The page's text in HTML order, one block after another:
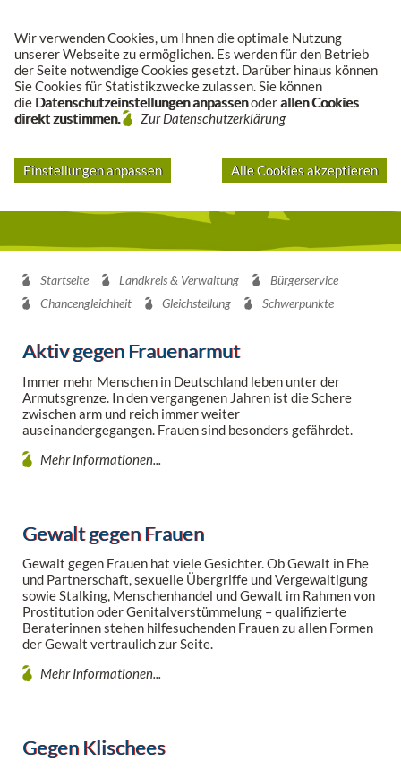
Wir verwenden Cookies, um Ihnen die optimale Nutzung
unserer Webseite zu ermöglichen. Es werden für den Betrieb
der Seite notwendige Cookies gesetzt. Darüber hinaus können
Sie Cookies für Statistikzwecke zulassen. Sie können
die Datenschutzeinstellungen anpassenoderallen Cookies
direkt zustimmen.
Zur Datenschutzerklärung
Einstellungen anpassen Alle Cookies akzeptieren
Startseite Landkreis & Verwaltung
Bürgerservice
Chancengleichheit
Gleichstellung Schwerpunkte
Aktiv gegen Frauenarmut
Immer mehr Menschen in Deutschland leben unter der
Armutsgrenze. In den vergangenen Jahren ist die Schere
zwischen arm und reich immer weiter
auseinandergegangen. Frauen sind besonders gefährdet.
Mehr Informationen...
Gewalt gegen Frauen
Gewalt gegen Frauen hat viele Gesichter. Ob Gewalt in Ehe
und Partnerschaft, sexuelle Übergriffe und Vergewaltigung
sowie Stalking, Menschenhandel und Gewalt im Rahmen von
Prostitution oder Genitalverstümmelung – qualifizierte
Beraterinnen stehen hilfesuchenden Frauen zu allen Formen
der Gewalt vertraulich zur Seite.
Mehr Informationen...
Gegen Klischees